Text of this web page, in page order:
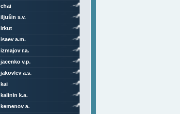
chai
iljušin s.v.
irkut
isaev a.m.
izmajov r.a.
jacenko v.p.
jakovlev a.s.
kai
kalinin k.a.
kemenov a.